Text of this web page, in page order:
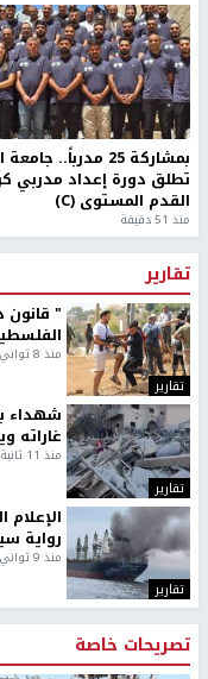
بمشاركة 25 مدرباً..
تطلق دورة إعداد مدربي
القدم المستوى (C)
منذ 51 دقيقة
تقارير
تقارير
"
منذ 8 ثواني
تقارير
شهداء
غاراته
منذ 11 ثانية
تقارير
رواية
منذ 9 ثواني
تصريحات خاصة